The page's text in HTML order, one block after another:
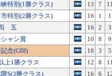
特別(1勝クラス) 13 7
特別(2勝クラス) 16 1
1
五 16 2
3
シャン賞 10 8
9
念(GIII) 18 3
5
上1勝クラス 12 8
S(3勝クラス) 16 6